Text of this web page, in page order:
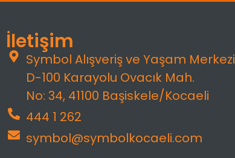
İletişim
Symbol Alışveriş ve Yaşam Merkezi
D-100 Karayolu Ovacık Mah.
No: 34, 41100 Başiskele/Kocaeli
444 1 262
symbol@symbolkocaeli.com